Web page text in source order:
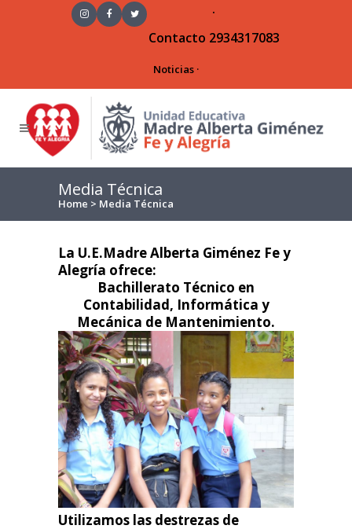
·
Contacto 2934317083
Noticias ·
Media Técnica
Home > Media Técnica
La U.E.Madre Alberta Giménez Fe y
Alegría ofrece:
Bachillerato Técnico en
Contabilidad, Informática y
Mecánica de Mantenimiento.
Utilizamos las destrezas de